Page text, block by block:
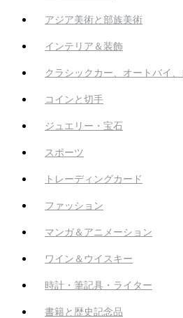
アジア美術と部族美術
インテリア＆装飾
クラシックカー、オートバイ
コインと切手
ジュエリー・宝石
スポーツ
トレーディングカード
ファッション
マンガ＆アニメーション
ワイン＆ウイスキー
時計・筆記具・ライター
書籍と歴史記念品